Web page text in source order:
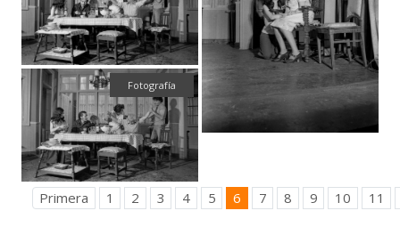
Fotografía
Primera 1 2 3 4 5 6 7 8 9 10 11